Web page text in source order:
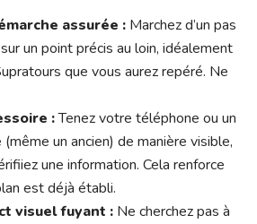
assurée : Marchez d’un pas
un point précis au loin, idéalement
que vous aurez repéré. Ne
:Tenez votre téléphone ou un
un ancien) de manière visible,
une information. Cela renforce
est déjà établi.
visuel fuyant : Ne cherchez pas à